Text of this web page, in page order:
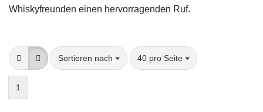
Whiskyfreunden einen hervorragenden Ruf.
Sortieren nach
Sortieren nach 40 pro Seite
pro Seite
1